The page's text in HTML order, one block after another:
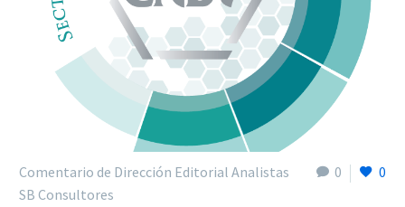
0 0
Comentario de Dirección Editorial Analistas
SB Consultores